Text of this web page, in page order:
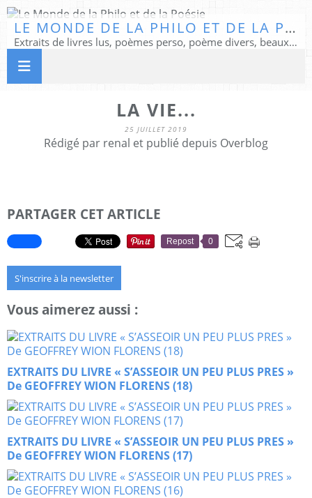
LE MONDE DE LA PHILO ET DE LA POÉSIE
Extraits de livres lus, poèmes perso, poème divers, beaux textes...
LA VIE...
25 JUILLET 2019
Rédigé par renal et publié depuis Overblog
PARTAGER CET ARTICLE
Repost 0
S'inscrire à la newsletter
Vous aimerez aussi :
EXTRAITS DU LIVRE « S’ASSEOIR UN PEU PLUS PRES »
De GEOFFREY WION FLORENS (18)
EXTRAITS DU LIVRE « S’ASSEOIR UN PEU PLUS PRES »
De GEOFFREY WION FLORENS (17)